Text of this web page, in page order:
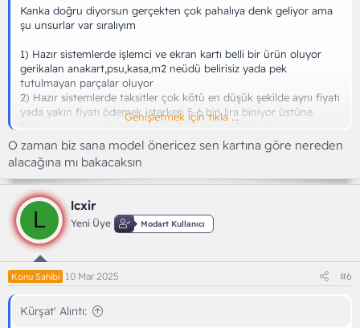
Kanka doğru diyorsun gerçekten çok pahalıya denk geliyor ama
şu unsurlar var sıralıyım
1) Hazır sistemlerde işlemci ve ekran kartı belli bir ürün oluyor
gerikalan anakart,psu,kasa,m2 neüdü belirisiz yada pek
tutulmayan parçalar oluyor
2) Hazır sistemlerde taksitler çok kötü en düşük şekilde aynı fiyatı
yada yakın fiyatı ödemek isterken 5-6 bin lira biniyor üstüne
3) Hazır sistemlerde parça değişikliği seçeceğinde fiyatta gereksiz
yükseliyor
4) Parçaları kendim araştırarak seçip aldığımda örnek veriyorum
2-3 ürünü premium karta peşin fiyatına taksit yaptığımda aylık
1000Tl 2000TL taksitle istediğim ve belirlediğim ürünü
alabiliyorum
Genişletmek için tıkla ...
O zaman biz sana model önericez sen kartına göre nereden
alacağına mı bakacaksın
L
lcxir
Yeni Üye Modart Kullanıcı
Konu Sahibi 10 Mar 2025 #6
Kürşat' Alıntı: